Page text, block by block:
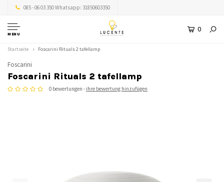
085 - 06 03 350 Whatsapp: 31850603350
MENU
0
Startseite Foscarini Rituals 2 tafellamp
Foscarini
Foscarini Rituals 2 tafellamp
0 bewertungen - ihre bewertung hinzufügen